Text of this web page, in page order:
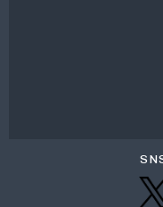
熊谷化学(株) 湘南